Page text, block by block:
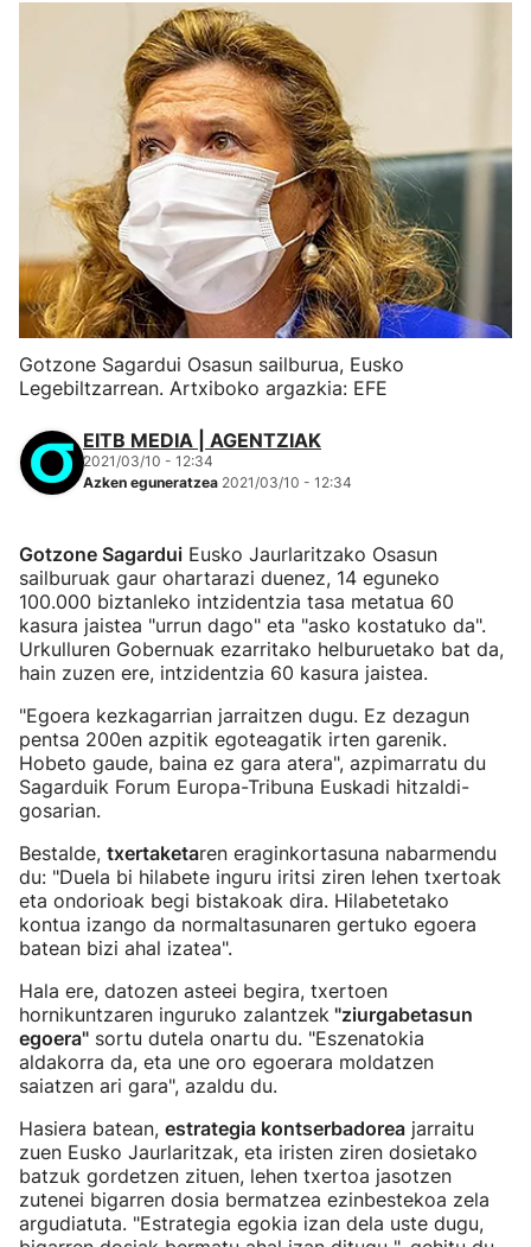
Gotzone Sagardui Osasun sailburua, Eusko
Legebiltzarrean. Artxiboko argazkia: EFE
EITB MEDIA | AGENTZIAK
2021/03/10 - 12:34
Azken eguneratzea 2021/03/10 - 12:34
Gotzone Sagardui Eusko Jaurlaritzako Osasun
sailburuak gaur ohartarazi duenez, 14 eguneko
100.000 biztanleko intzidentzia tasa metatua 60
kasura jaistea "urrun dago" eta "asko kostatuko da".
Urkulluren Gobernuak ezarritako helburuetako bat da,
hain zuzen ere, intzidentzia 60 kasura jaistea.
"Egoera kezkagarrian jarraitzen dugu. Ez dezagun
pentsa 200en azpitik egoteagatik irten garenik.
Hobeto gaude, baina ez gara atera", azpimarratu du
Sagarduik Forum Europa-Tribuna Euskadi hitzaldi-
gosarian.
Bestalde, txertaketaren eraginkortasuna nabarmendu
du: "Duela bi hilabete inguru iritsi ziren lehen txertoak
eta ondorioak begi bistakoak dira. Hilabetetako
kontua izango da normaltasunaren gertuko egoera
batean bizi ahal izatea".
Hala ere, datozen asteei begira, txertoen
hornikuntzaren inguruko zalantzek "ziurgabetasun
egoera" sortu dutela onartu du. "Eszenatokia
aldakorra da, eta une oro egoerara moldatzen
saiatzen ari gara", azaldu du.
Hasiera batean, estrategia kontserbadorea jarraitu
zuen Eusko Jaurlaritzak, eta iristen ziren dosietako
batzuk gordetzen zituen, lehen txertoa jasotzen
zutenei bigarren dosia bermatzea ezinbestekoa zela
argudiatuta. "Estrategia egokia izan dela uste dugu,